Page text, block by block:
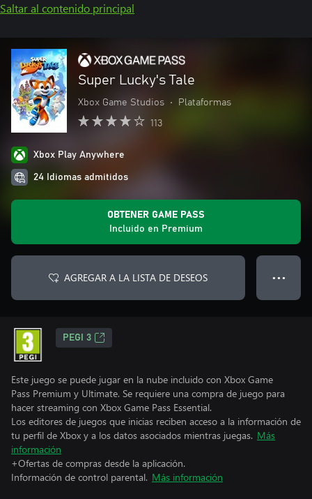
Saltar al contenido principal
Super Lucky's Tale
Xbox Game Studios • Plataformas
113
Xbox Play Anywhere
24 Idiomas admitidos
OBTENER GAME PASS
Incluido en Premium
AGREGAR A LA LISTA DE DESEOS ● ● ●
PEGI 3
Este juego se puede jugar en la nube incluido con Xbox Game
Pass Premium y Ultimate. Se requiere una compra de juego para
hacer streaming con Xbox Game Pass Essential.
Los editores de juegos que inicias reciben acceso a la información de
tu perfil de Xbox y a los datos asociados mientras juegas. Más
información
+Ofertas de compras desde la aplicación.
Información de control parental. Más información